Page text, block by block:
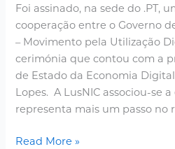
Foi assinado, na sede do .PT,
cooperação entre o Governo
– Movimento pela Utilização
cerimónia que contou com a
de Estado da Economia
Lopes. A LusNIC associou-se
representa mais um passo no
Read More »